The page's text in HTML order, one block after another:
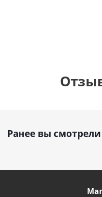
Ранее вы смотрели